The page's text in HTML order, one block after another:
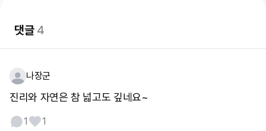
댓글4
나장군
진리와 자연은 참 넓고도 깊네요~
1 1